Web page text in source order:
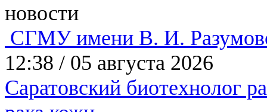
новости
СГМУ имени В. И.
12:38 / 05 августа 2026
Саратовский биотехнолог